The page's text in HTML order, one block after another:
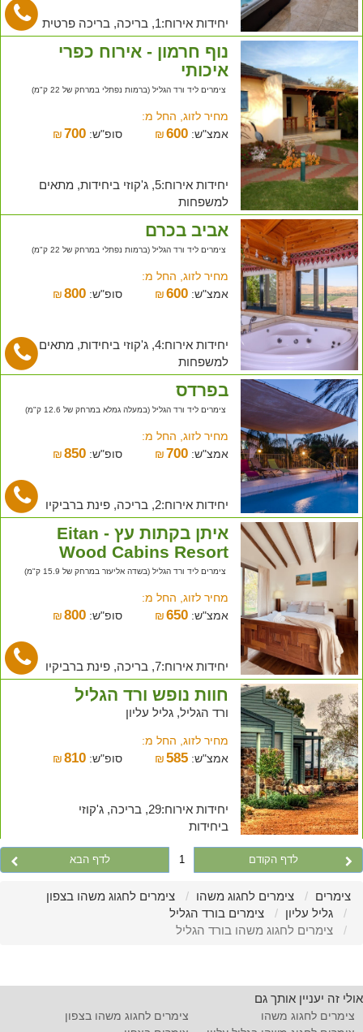
יחידות אירוח:1, בריכה, בריכה פרטית
נוף חרמון - אירוח כפרי
איכותי
צימרים ליד ורד הגליל (ברמות נפתלי במרחק של 22 ק"מ)
מחיר לזוג, החל מ:
אמצ"ש:
₪600 סופ"ש: ₪ 700
יחידות אירוח:5, ג'קוזי ביחידות, מתאים
למשפחות
אביב בכרם
צימרים ליד ורד הגליל (ברמות נפתלי במרחק של 22 ק"מ)
מחיר לזוג, החל מ:
אמצ"ש:
₪600 סופ"ש: ₪ 800
יחידות אירוח:4, ג'קוזי ביחידות, מתאים
למשפחות
בפרדס
צימרים ליד ורד הגליל (במעלה גמלא במרחק של 12.6 ק"מ)
מחיר לזוג, החל מ:
אמצ"ש:
₪700 סופ"ש: ₪ 850
יחידות אירוח:2, בריכה, פינת ברביקיו
איתן בקתות עץ - Eitan
Wood Cabins Resort
צימרים ליד ורד הגליל (בשדה אליעזר במרחק של 15.9 ק"מ)
מחיר לזוג, החל מ:
אמצ"ש:
₪650 סופ"ש: ₪ 800
יחידות אירוח:7, בריכה, פינת ברביקיו
חוות נופש ורד הגליל
ורד הגליל, גליל עליון
מחיר לזוג, החל מ:
אמצ"ש:
₪585 סופ"ש: ₪ 810
יחידות אירוח:29, בריכה, ג'קוזי
ביחידות
לדף הקודם 1 לדף הבא
צימרים צימרים לחגוג משהו
צימרים לחגוג משהו בצפון
גליל עליון
צימרים בורד הגליל
צימרים לחגוג משהו בורד הגליל
אולי זה יעניין אותך גם
צימרים לחגוג משהו
צימרים לחגוג משהו בצפון